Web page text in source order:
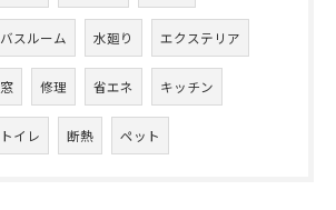
バスルーム 水廻り エクステリア
窓 修理 省エネ キッチン
トイレ 断熱 ペット